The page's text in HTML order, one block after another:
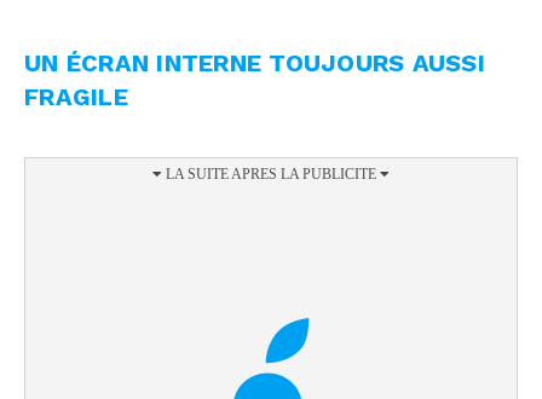
UN ÉCRAN INTERNE TOUJOURS AUSSI
FRAGILE